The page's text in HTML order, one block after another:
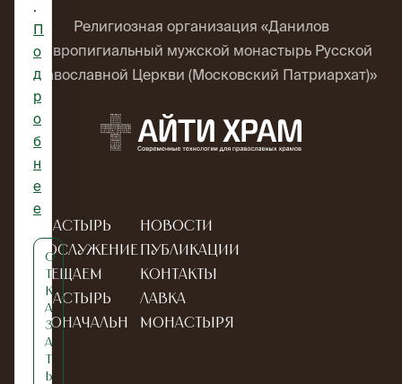
Религиозная организация «Данилов
ставропигиальный мужской монастырь Русской
Православной Церкви (Московский Патриархат)»
Монастырь
Богослужение
Посещаем
монастырь
Новоначальн
Новости
Публикации
Контакты
Лавка
монастыря
.
П
о
д
р
о
б
н
е
е
О
т
к
а
з
а
т
ь